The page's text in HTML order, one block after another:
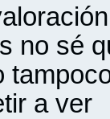
no sé
a ver